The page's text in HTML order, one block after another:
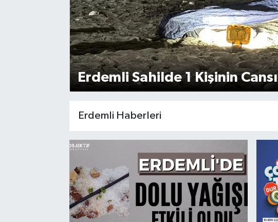
Erdemli Sahilde 1 Kişinin
Erdemli Haberleri